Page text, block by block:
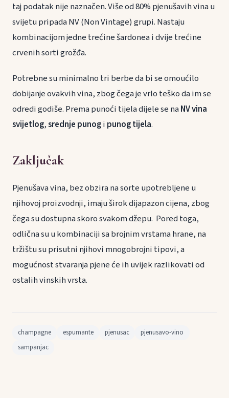
taj podatak nije naznačen. Više od 80% pjenušavih vina u
svijetu pripada NV (Non Vintage) grupi. Nastaju
kombinacijom jedne trećine šardonea i dvije trećine
crvenih sorti grožđa.
Potrebne su minimalno tri berbe da bi se omoućilo
dobijanje ovakvih vina, zbog čega je vrlo teško da im se
odredi godiše. Prema punoći tijela dijele se naNV vina
svijetlog,srednje punogi punog tijela.
Zaključak
Pjenušava vina, bez obzira na sorte upotrebljene u
njihovoj proizvodnji, imaju širok dijapazon cijena, zbog
čega su dostupna skoro svakom džepu. Pored toga,
odlična su u kombinaciji sa brojnim vrstama hrane, na
tržištu su prisutni njihovi mnogobrojni tipovi, a
mogućnost stvaranja pjene će ih uvijek razlikovati od
ostalih vinskih vrsta.
champagne espumante pjenusac
pjenusavo-vino
sampanjac